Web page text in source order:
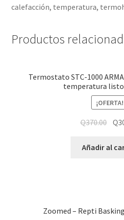
calefacción, temperatura,
Productos
Termostato STC-1000
temperatura listo
¡OFERTA!
Q370.00 Q
Añadir al
Zoomed – Repti